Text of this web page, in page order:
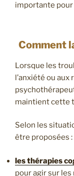
importante
Comment
Lorsque les
l’anxiété ou
maintient cette
Selon les
être proposées :
les thérapies
pour agir sur